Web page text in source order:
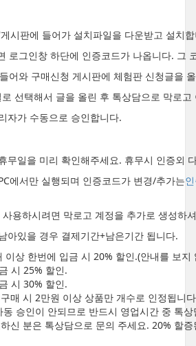
'게시판에 들어가 설치파일을 다운받고 설치
로그인창 하단에 인증코드가 나옵니다. 그
어와 구매신청 게시판에 체험판 신청글을
선택해서 글을 올린 후 톡상담으로 막로
자가 수동으로 승인합니다.
무일을 미리 확인해주세요. 휴무시 인증외
에서만 실행되며 인증코드가 변경/추가는
사용하시려면 막로고 계정을 추가로 생성
아있을 경우 결제기간+남은기간 됩니다.
이상 한번에 입금 시 20% 할인.(안내를 보
시 25% 할인.
시 30% 할인.
매 시 2만원 이상 상품만 개수로 인정됩니
동 승인이 안되므로 반드시 영업시간 중 톡
신 분은 톡상담으로 문의 주세요. 20% 할